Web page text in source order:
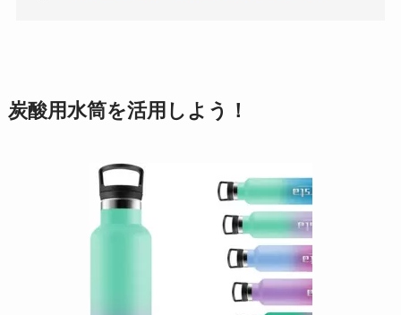
炭酸用水筒を活用しよう！